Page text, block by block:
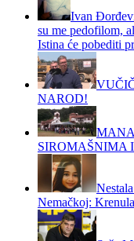
Ivan
su me pedofilom,
Istina će pobediti
NAROD!
SIROMAŠNIMA
Nemačkoj: